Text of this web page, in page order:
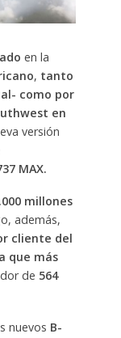
en la
, tanto
como por
en
versión
MAX.
millones
además,
cliente del
que más
de 564
nuevos B-